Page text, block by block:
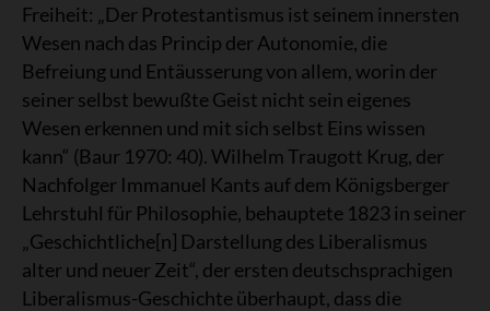
Freiheit: „Der Protestantismus ist seinem innersten
Wesen nach das Princip der Autonomie, die
Befreiung und Entäusserung von allem, worin der
seiner selbst bewußte Geist nicht sein eigenes
Wesen erkennen und mit sich selbst Eins wissen
kann“ (Baur 1970: 40). Wilhelm Traugott Krug, der
Nachfolger Immanuel Kants auf dem Königsberger
Lehrstuhl für Philosophie, behauptete 1823 in seiner
„Geschichtliche[n] Darstellung des Liberalismus
alter und neuer Zeit“, der ersten deutschsprachigen
Liberalismus-Geschichte überhaupt, dass die